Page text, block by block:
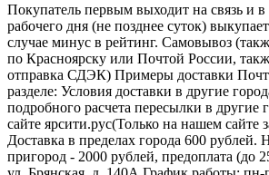
Покупатель первым выходит на связь и
рабочего дня (не позднее суток)
случае минус в рейтинг. Самовывоз
по Красноярску или Почтой России,
отправка СДЭК) Примеры доставки
разделе: Условия доставки в другие
подробного расчета пересылки в другие
сайте ярсити.рус(Только на нашем сайте
Доставка в пределах города 600
пригород - 2000 рублей, предоплата (до